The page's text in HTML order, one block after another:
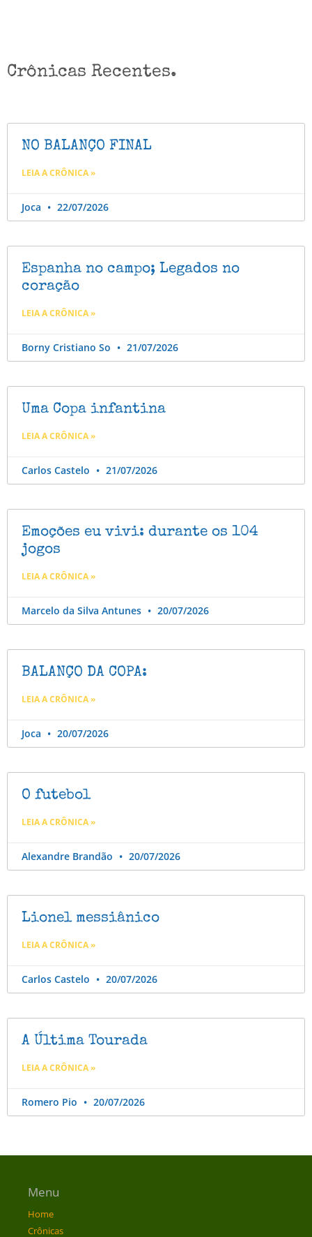
Crônicas Recentes.
NO BALANÇO FINAL
LEIA A CRÔNICA »
Joca 22/07/2026
Espanha no campo; Legados no
coração
LEIA A CRÔNICA »
Borny Cristiano So 21/07/2026
Uma Copa infantina
LEIA A CRÔNICA »
Carlos Castelo 21/07/2026
Emoções eu vivi: durante os 104
jogos
LEIA A CRÔNICA »
Marcelo da Silva Antunes 20/07/2026
BALANÇO DA COPA:
LEIA A CRÔNICA »
Joca 20/07/2026
O futebol
LEIA A CRÔNICA »
Alexandre Brandão 20/07/2026
Lionel messiânico
LEIA A CRÔNICA »
Carlos Castelo 20/07/2026
A Última Tourada
LEIA A CRÔNICA »
Romero Pio 20/07/2026
Menu
Home
Crônicas